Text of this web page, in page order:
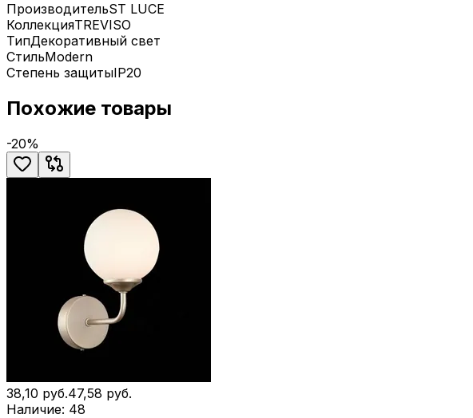
ПроизводительST LUCE
КоллекцияTREVISO
ТипДекоративный свет
СтильModern
Степень защитыIP20
Похожие товары
-20%
38,10 руб.47,58 руб.
Наличие: 48